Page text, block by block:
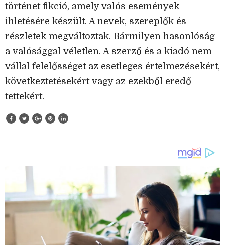
történet fikció, amely valós események
ihletésére készült. A nevek, szereplők és
részletek megváltoztak. Bármilyen hasonlóság
a valósággal véletlen. A szerző és a kiadó nem
vállal felelősséget az esetleges értelmezésekért,
következtetésekért vagy az ezekből eredő
tettekért.